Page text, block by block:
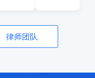
律师团队